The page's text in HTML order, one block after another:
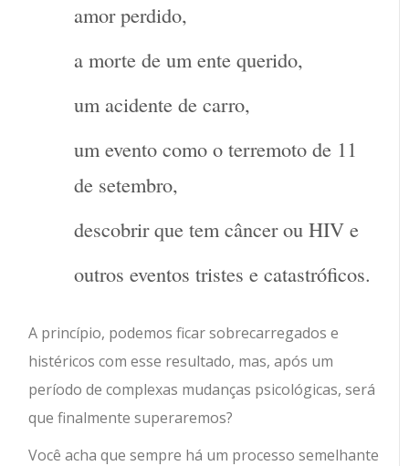
amor perdido,
a morte de um ente querido,
um acidente de carro,
um evento como o terremoto de 11
de setembro,
descobrir que tem câncer ou HIV e
outros eventos tristes e catastróficos.
A princípio, podemos ficar sobrecarregados e
histéricos com esse resultado, mas, após um
período de complexas mudanças psicológicas, será
que finalmente superaremos?
Você acha que sempre há um processo semelhante